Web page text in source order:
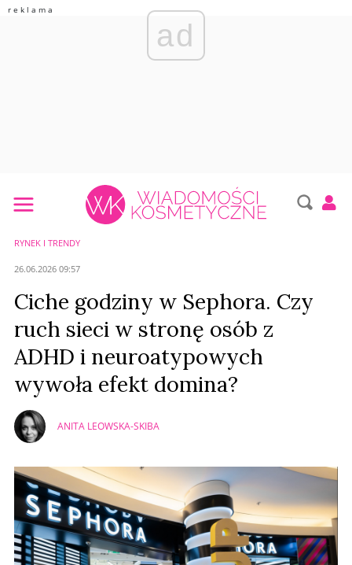
ad
RYNEK I TRENDY
26.06.2026 09:57
Ciche godziny w Sephora. Czy
ruch sieci w stronę osób z
ADHD i neuroatypowych
wywoła efekt domina?
ANITA LEOWSKA-SKIBA